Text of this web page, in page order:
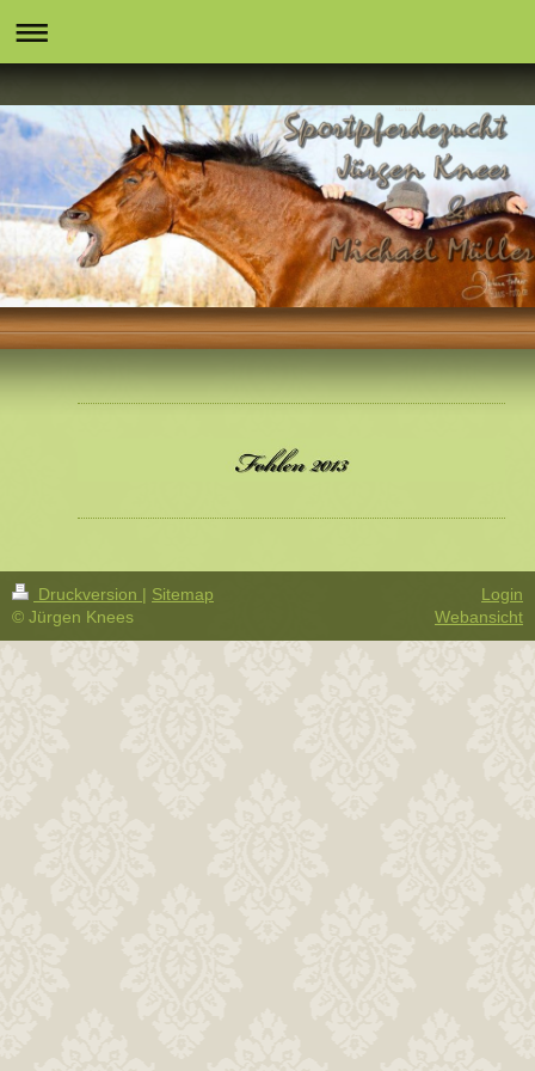
Druckversion | Sitemap
© Jürgen Knees
Login
Webansicht